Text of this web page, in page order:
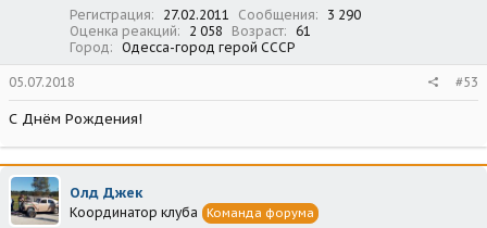
Регистрация 27.02.2011 Сообщения
3 290
Оценка реакций
2 058 Возраст
61
Город
Одесса-город герой СССР
05.07.2018 #53
С Днём Рождения!
Олд Джек
Координатор клуба Команда форума